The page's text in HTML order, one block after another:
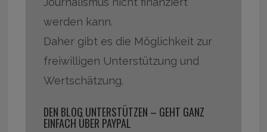
werden kann.
Daher gibt es die Möglichkeit zur
freiwilligen Unterstützung und
Wertschätzung.
DEN BLOG UNTERSTÜTZEN – GEHT GANZ
EINFACH ÜBER PAYPAL